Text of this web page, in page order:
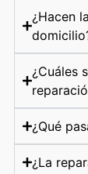
¿Hacen
¿Cuáles
¿Qué
¿La